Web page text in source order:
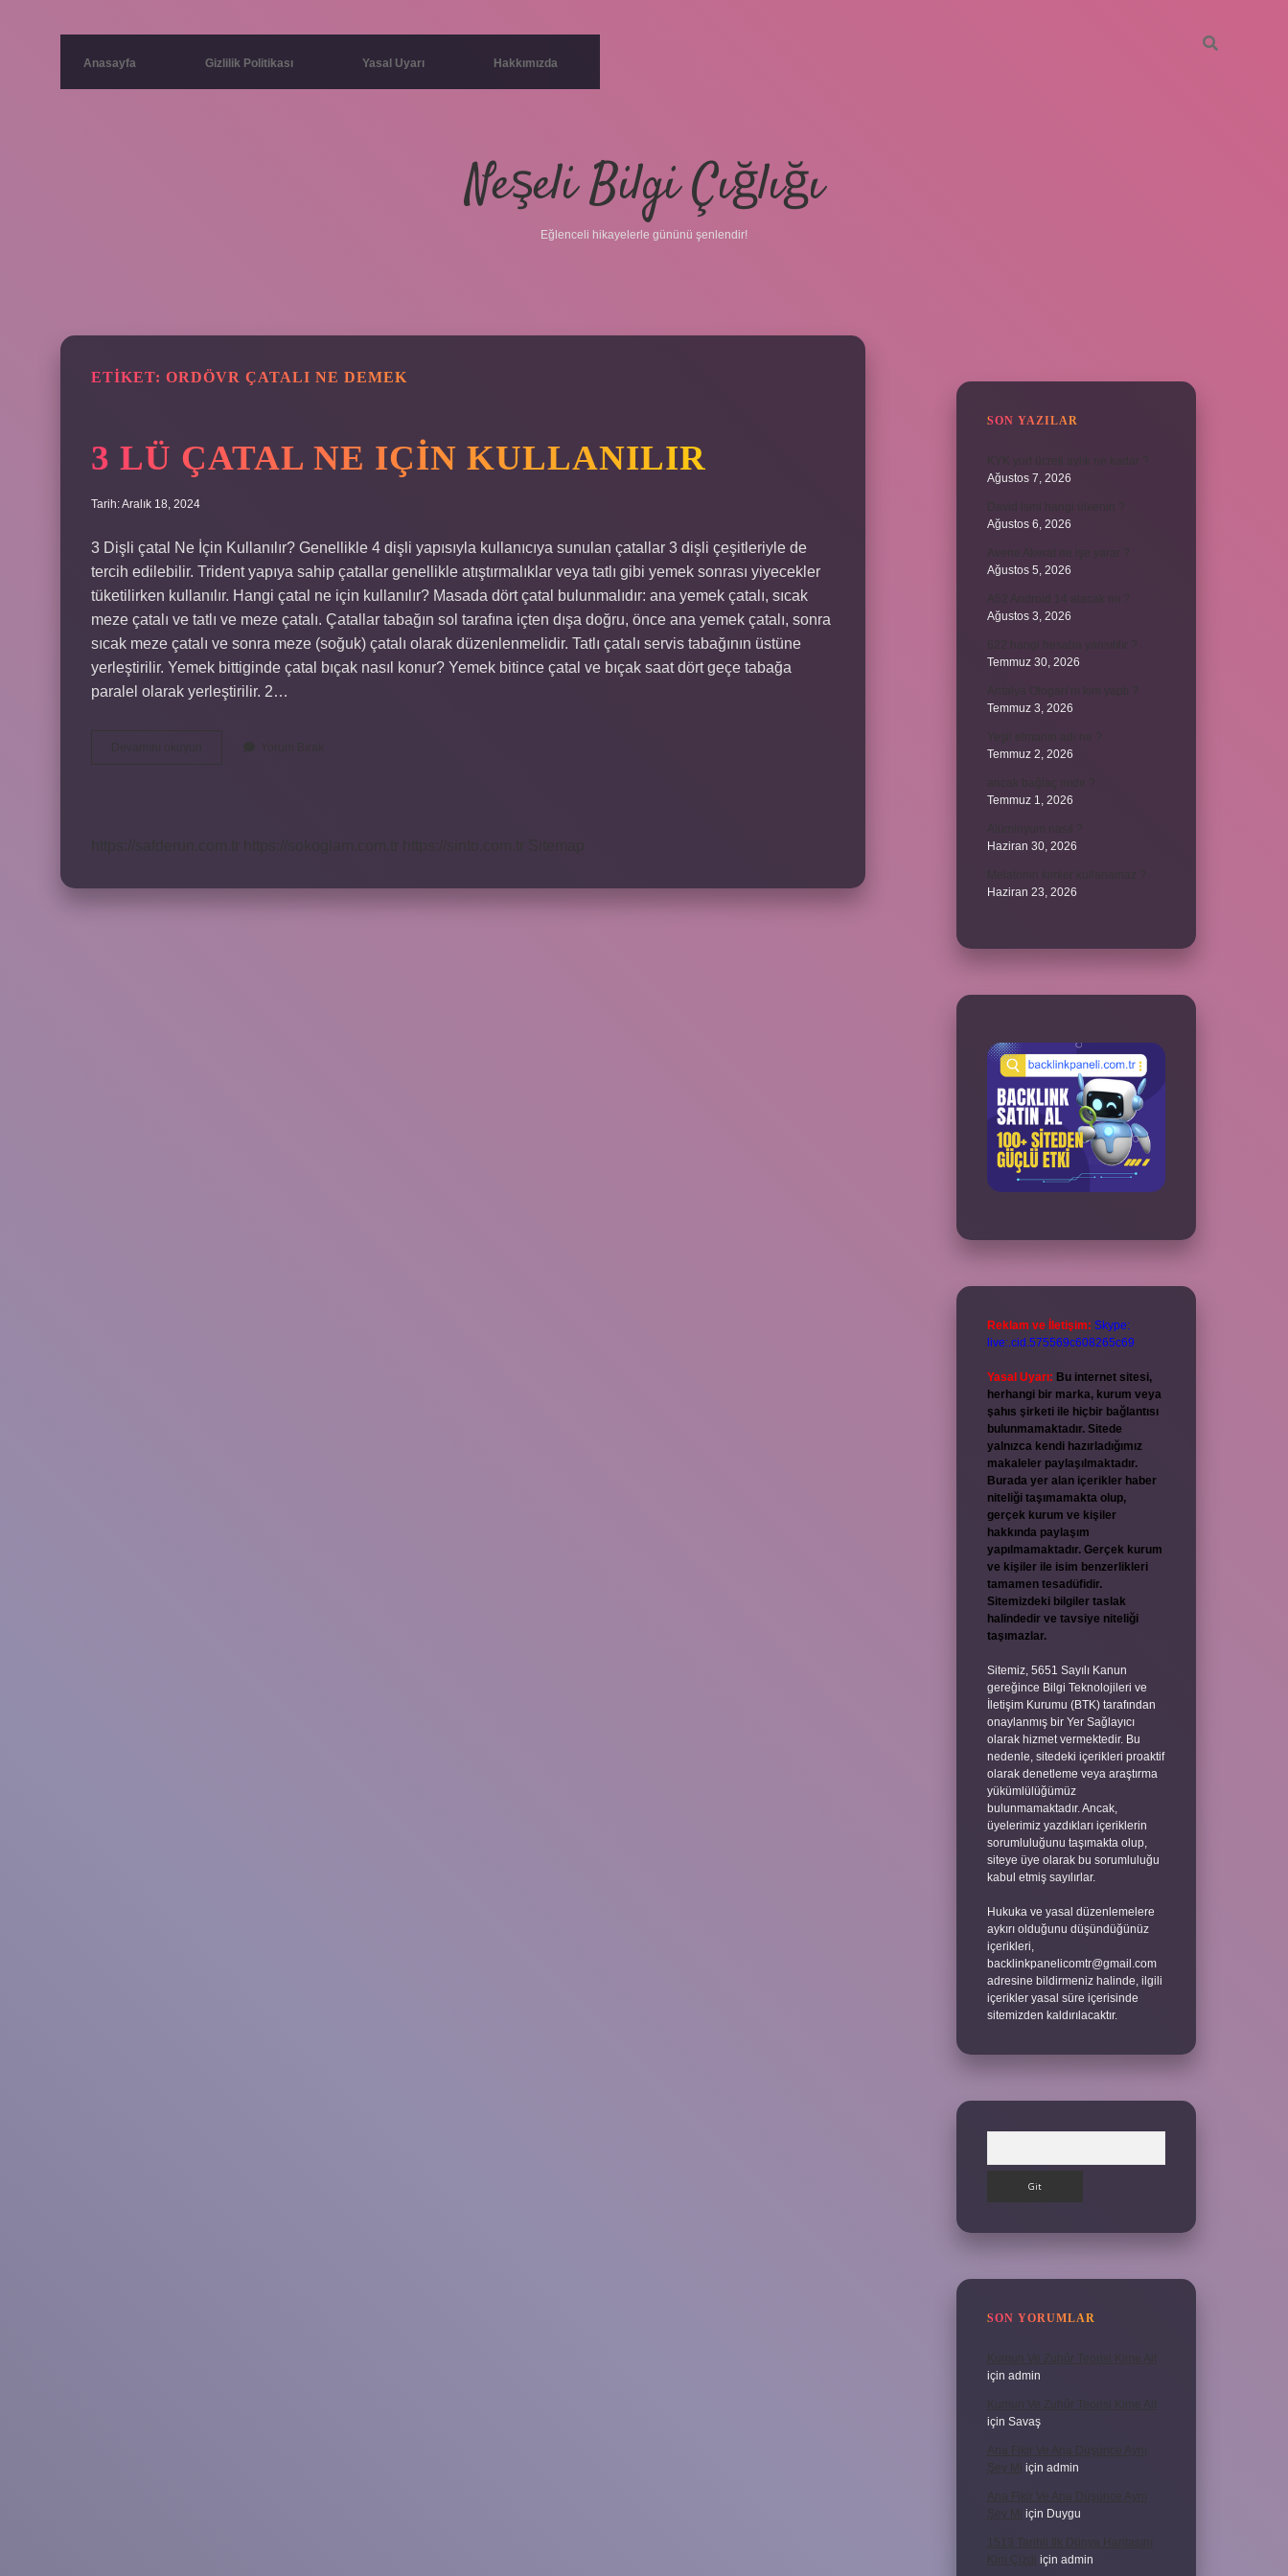
Anasayfa Gizlilik Politikası Yasal Uyarı Hakkımızda
Neşeli Bilgi Çığlığı
Eğlenceli hikayelerle gününü şenlendir!
ETIKET: ORDÖVR ÇATALI NE DEMEK
3 LÜ ÇATAL NE IÇIN KULLANILIR
Tarih: Aralık 18, 2024
3 Dişli çatal Ne İçin Kullanılır? Genellikle 4 dişli yapısıyla kullanıcıya sunulan çatallar 3 dişli çeşitleriyle de
tercih edilebilir. Trident yapıya sahip çatallar genellikle atıştırmalıklar veya tatlı gibi yemek sonrası yiyecekler
tüketilirken kullanılır. Hangi çatal ne için kullanılır? Masada dört çatal bulunmalıdır: ana yemek çatalı, sıcak
meze çatalı ve tatlı ve meze çatalı. Çatallar tabağın sol tarafına içten dışa doğru, önce ana yemek çatalı, sonra
sıcak meze çatalı ve sonra meze (soğuk) çatalı olarak düzenlenmelidir. Tatlı çatalı servis tabağının üstüne
yerleştirilir. Yemek bittiginde çatal bıçak nasıl konur? Yemek bitince çatal ve bıçak saat dört geçe tabağa
paralel olarak yerleştirilir. 2…
SON YAZILAR
Ağustos 7, 2026
Ağustos 6, 2026
Ağustos 5, 2026
Ağustos 3, 2026
Temmuz 30, 2026
Temmuz 3, 2026
Temmuz 2, 2026
Temmuz 1, 2026
Haziran 30, 2026
Haziran 23, 2026
Reklam ve İletişim: Skype:
live:.cid.575569c608265c69
Yasal Uyarı: Bu internet sitesi,
herhangi bir marka, kurum veya
şahıs şirketi ile hiçbir bağlantısı
bulunmamaktadır. Sitede
yalnızca kendi hazırladığımız
makaleler paylaşılmaktadır.
Burada yer alan içerikler haber
niteliği taşımamakta olup,
gerçek kurum ve kişiler
hakkında paylaşım
yapılmamaktadır. Gerçek kurum
ve kişiler ile isim benzerlikleri
tamamen tesadüfidir.
Sitemizdeki bilgiler taslak
halindedir ve tavsiye niteliği
taşımazlar.
Sitemiz, 5651 Sayılı Kanun
gereğince Bilgi Teknolojileri ve
İletişim Kurumu (BTK) tarafından
onaylanmış bir Yer Sağlayıcı
olarak hizmet vermektedir. Bu
nedenle, sitedeki içerikleri proaktif
olarak denetleme veya araştırma
yükümlülüğümüz
bulunmamaktadır. Ancak,
üyelerimiz yazdıkları içeriklerin
sorumluluğunu taşımakta olup,
siteye üye olarak bu sorumluluğu
kabul etmiş sayılırlar.
Hukuka ve yasal düzenlemelere
aykırı olduğunu düşündüğünüz
içerikleri,
backlinkpanelicomtr@gmail.com
adresine bildirmeniz halinde, ilgili
içerikler yasal süre içerisinde
sitemizden kaldırılacaktır.
SON YORUMLAR
Kumun Ve Zuhûr Teorisi Kime Ait
için admin
Kumun Ve Zuhûr Teorisi Kime Ait
için Savaş
Ana Fikir Ve Ana Düşünce Aynı
Şey Mi için admin
Ana Fikir Ve Ana Düşünce Aynı
Şey Mi için Duygu
1513 Tarihli Ilk Dünya Haritasını
Kim Çizdi
için admin